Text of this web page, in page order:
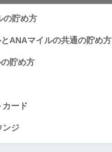
の貯め方
ANAマイルの共通の貯め方
貯め方
カード
ンジ